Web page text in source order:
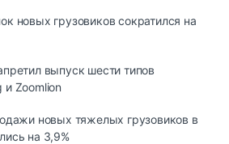
новых грузовиков сократился на
выпуск шести типов
и Zoomlion
новых тяжелых грузовиков в
на 3,9%